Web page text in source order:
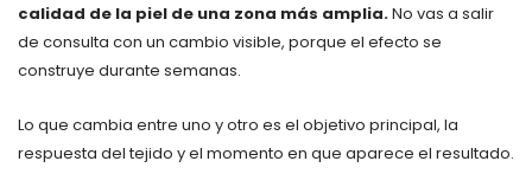
calidad de la piel de una zona más amplia.No vas a salir
de consulta con un cambio visible, porque el efecto se
construye durante semanas.
Lo que cambia entre uno y otro es el objetivo principal, la
respuesta del tejido y el momento en que aparece el resultado.